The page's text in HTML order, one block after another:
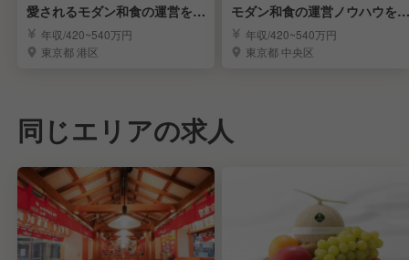
愛されるモダン和食の運営を極
め経営幹部へ
年収/420~540万円
東京都 港区
モダン和食の運営ノウハウをマ
スターし幹部へ
年収/420~540万円
東京都 中央区
同じエリアの求人